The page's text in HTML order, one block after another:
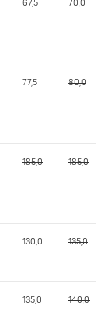
67,5 70,0
77,5 80,0
185,0 185,0
130,0 135,0
135,0 140,0